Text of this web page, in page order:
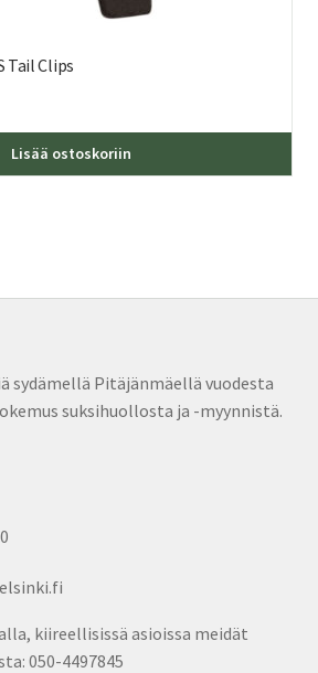
Tail Clips
Lisää ostoskoriin
sydämellä Pitäjänmäellä vuodesta
suksihuollosta ja -myynnistä.
kiireellisissä asioissa meidät
050-4497845